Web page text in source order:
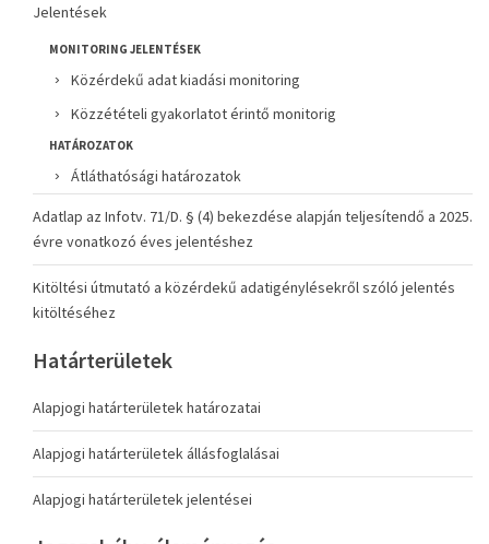
Jelentések
MONITORING JELENTÉSEK
Közérdekű adat kiadási monitoring
Közzétételi gyakorlatot érintő monitorig
HATÁROZATOK
Átláthatósági határozatok
Adatlap az Infotv. 71/D. § (4) bekezdése alapján teljesítendő a 2025.
évre vonatkozó éves jelentéshez
Kitöltési útmutató a közérdekű adatigénylésekről szóló jelentés
kitöltéséhez
Határterületek
Alapjogi határterületek határozatai
Alapjogi határterületek állásfoglalásai
Alapjogi határterületek jelentései